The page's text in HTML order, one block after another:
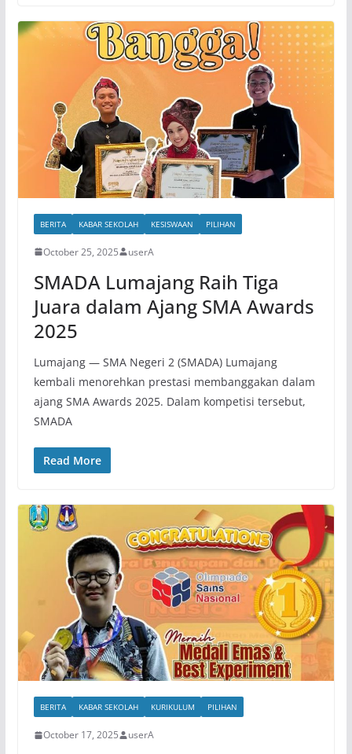
BERITA KABAR SEKOLAH KESISWAAN PILIHAN
October 25, 2025 userA
SMADA Lumajang Raih Tiga
Juara dalam Ajang SMA Awards
2025
Lumajang — SMA Negeri 2 (SMADA) Lumajang
kembali menorehkan prestasi membanggakan dalam
ajang SMA Awards 2025. Dalam kompetisi tersebut,
SMADA
Read More
BERITA KABAR SEKOLAH KURIKULUM PILIHAN
October 17, 2025 userA